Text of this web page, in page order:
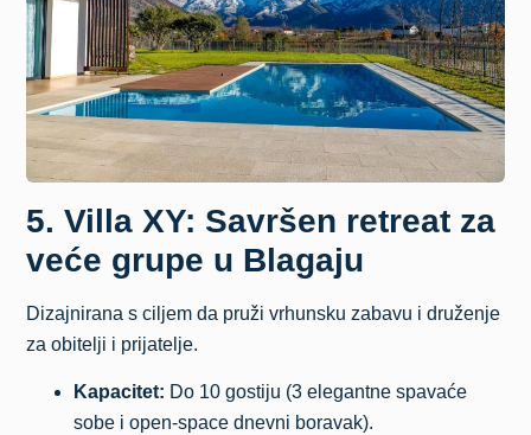
5. Villa XY: Savršen retreat za
veće grupe u Blagaju
Dizajnirana s ciljem da pruži vrhunsku zabavu i druženje
za obitelji i prijatelje.
Kapacitet: Do 10 gostiju (3 elegantne spavaće
sobe i open-space dnevni boravak).